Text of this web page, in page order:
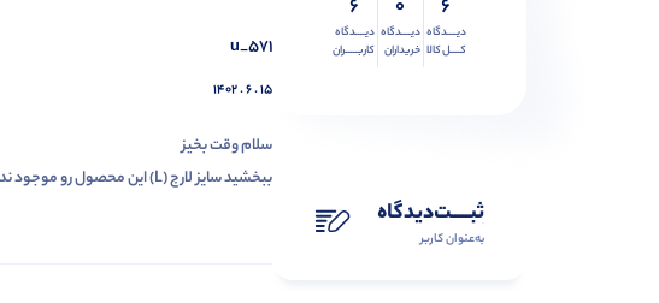
6
دیــــدگاه
کــــل کالا
0
دیــــدگاه
خریداران
6
دیــــدگاه
کاربـــــران
ثبـــــت‌دیدگاه
به‌عنوان کاربر
u_571
۱۴۰۲ . ۶ . ۱۵
سلام وقت بخیز
ببخشید سایز لارج (L) این محصول رو موجود ندارید؟